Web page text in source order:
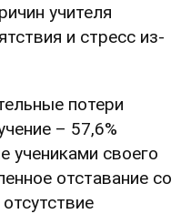
учителя
и стресс из-
потери
– 57,6%
учениками своего
отставание со